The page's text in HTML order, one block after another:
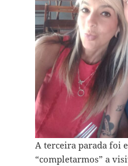
A terceira parada foi
“completarmos” a